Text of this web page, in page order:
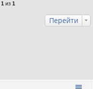
1 из 1
Перейти